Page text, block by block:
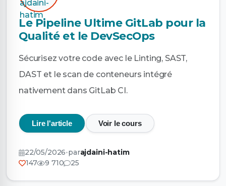
Le Pipeline Ultime GitLab pour la
Qualité et le DevSecOps
Sécurisez votre code avec le Linting, SAST,
DAST et le scan de conteneurs intégré
nativement dans GitLab CI.
Lire l'article Voir le cours
22/05/2026•parajdaini-hatim
147
9 710 25